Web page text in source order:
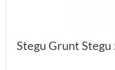
Stegu Grunt Stegu